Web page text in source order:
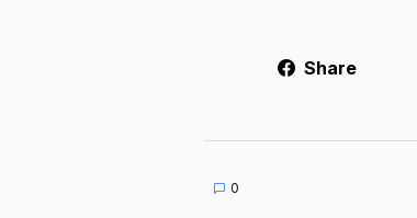
Share
0